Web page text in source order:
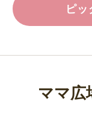
ピ
ママ